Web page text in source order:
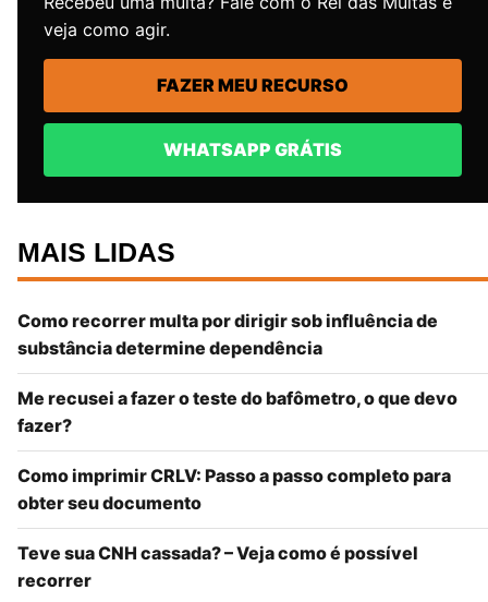
veja como agir.
FAZER MEU RECURSO
WHATSAPP GRÁTIS
MAIS LIDAS
Como recorrer multa por dirigir sob influência de
substância determine dependência
Me recusei a fazer o teste do bafômetro, o que devo
fazer?
Como imprimir CRLV: Passo a passo completo para
obter seu documento
Teve sua CNH cassada? – Veja como é possível
recorrer